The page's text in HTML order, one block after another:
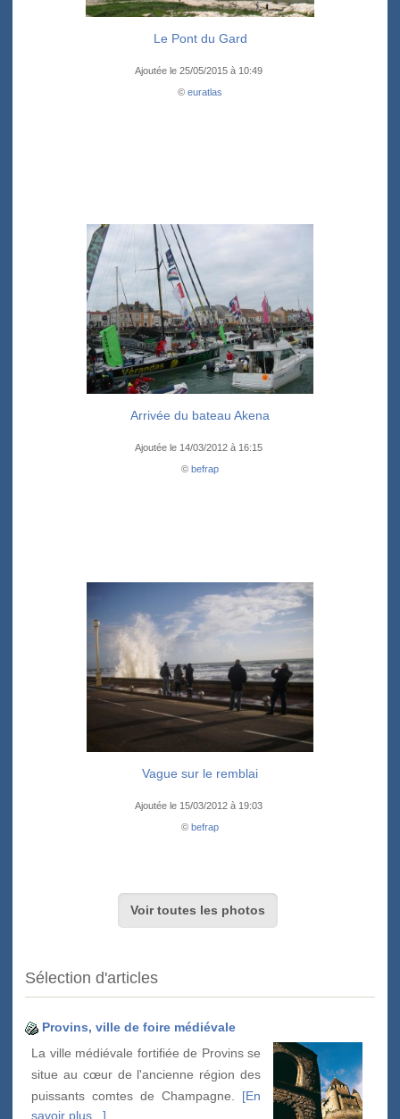
Le Pont du Gard
Ajoutée le 25/05/2015 à 10:49
© euratlas
Arrivée du bateau Akena
Ajoutée le 14/03/2012 à 16:15
© befrap
Vague sur le remblai
Ajoutée le 15/03/2012 à 19:03
© befrap
Voir toutes les photos
Sélection d'articles
Provins, ville de foire médiévale
La ville médiévale fortifiée de Provins se
situe au cœur de l'ancienne région des
puissants comtes de Champagne. [En
savoir plus...]